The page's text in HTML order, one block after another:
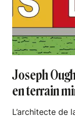
Joseph
en terrain
L’architecte de